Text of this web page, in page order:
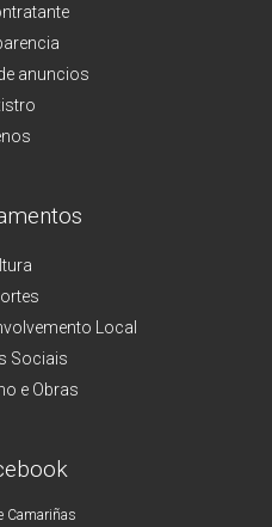
anuncios
Local
Sociais
e Obras
Camariñas